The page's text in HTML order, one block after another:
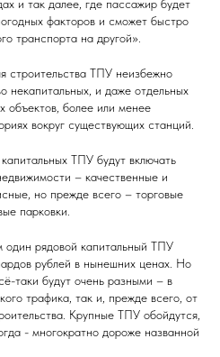
и так далее, где пассажир будет
факторов и сможет быстро
транспорта на другой».
строительства ТПУ неизбежно
некапитальных, и даже отдельных
объектов, более или менее
вокруг существующих станций.
ТПУ будут включать
– качественные и
но прежде всего – торговые
парковки.
один рядовой капитальный ТПУ
рублей в нынешних ценах. Но
таки будут очень разными – в
трафика, так и, прежде всего, от
Крупные ТПУ обойдутся,
- многократно дороже названной